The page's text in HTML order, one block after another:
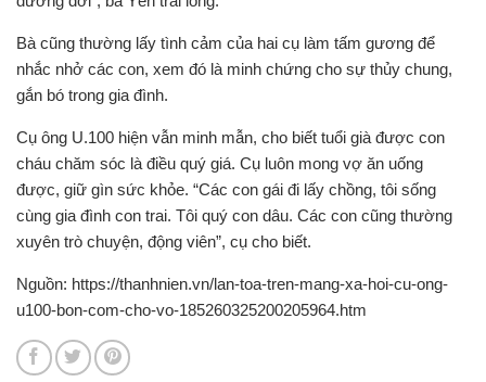
Bà cũng thường lấy tình cảm của hai cụ làm tấm gương để
nhắc nhở các con, xem đó là minh chứng cho sự thủy chung,
gắn bó trong gia đình.
Cụ ông U.100 hiện vẫn minh mẫn, cho biết tuổi già được con
cháu chăm sóc là điều quý giá. Cụ luôn mong vợ ăn uống
được, giữ gìn sức khỏe. “Các con gái đi lấy chồng, tôi sống
cùng gia đình con trai. Tôi quý con dâu. Các con cũng thường
xuyên trò chuyện, động viên”, cụ cho biết.
Nguồn: https://thanhnien.vn/lan-toa-tren-mang-xa-hoi-cu-ong-
u100-bon-com-cho-vo-185260325200205964.htm